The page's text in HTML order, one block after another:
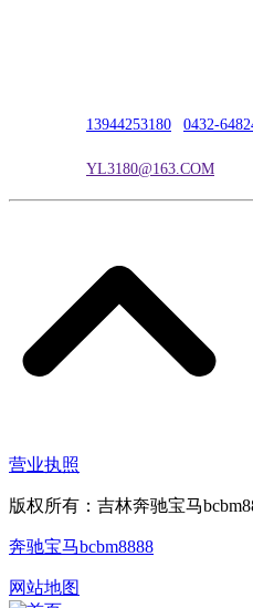
13944253180 0432-
YL3180@163.COM
营业执照
版权所有：吉林奔驰宝马
奔驰宝马bcbm8888
网站地图